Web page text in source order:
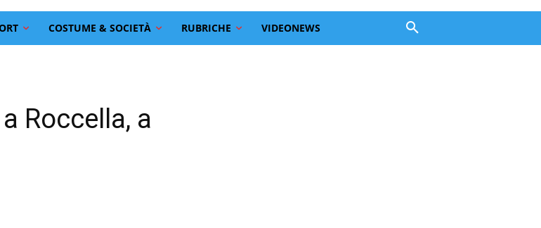
COSTUME & SOCIETÀ RUBRICHE VIDEONEWS
Roccella, a